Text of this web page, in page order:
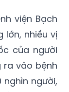
nhiều vị
của người
ra vào bệnh
người,
xảy ra tình
viên bệnh